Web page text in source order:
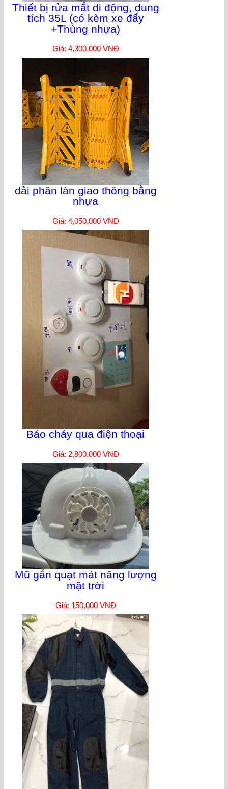
Thiết bị rửa mắt di động, dung
tích 35L (có kèm xe đẩy
+Thùng nhựa)
Giá: 4,300,000 VNĐ
dải phân làn giao thông bằng
nhựa
Giá: 4,050,000 VNĐ
Báo cháy qua điện thoại
Giá: 2,800,000 VNĐ
Mũ gắn quạt mát năng lượng
mặt trời
Giá: 150,000 VNĐ